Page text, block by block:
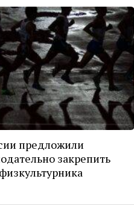
предложили
закрепить